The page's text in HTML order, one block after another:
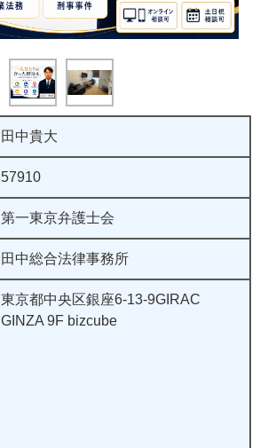
田中貴大
57910
第一東京弁護士会
田中総合法律事務所
東京都中央区銀座6-13-9GIRAC
GINZA 9F bizcube